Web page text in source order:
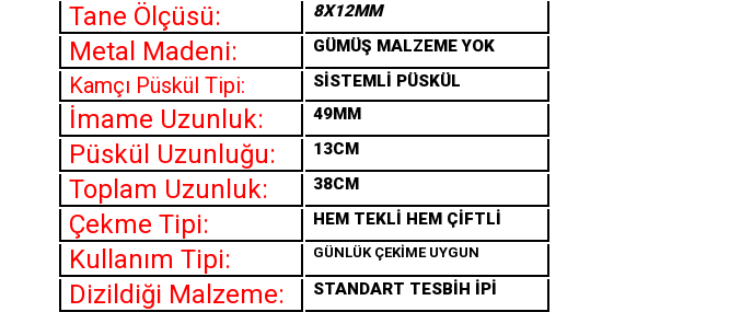
Tane Ölçüsü: 8X12MM
Metal Madeni: GÜMÜŞ MALZEME YOK
Kamçı Püskül Tipi: SİSTEMLİ PÜSKÜL
İmame Uzunluk: 49MM
Püskül Uzunluğu: 13CM
Toplam Uzunluk: 38CM
Çekme Tipi: HEM TEKLİ HEM ÇİFTLİ
Kullanım Tipi: GÜNLÜK ÇEKİME UYGUN
Dizildiği Malzeme: STANDART TESBİH İPİ